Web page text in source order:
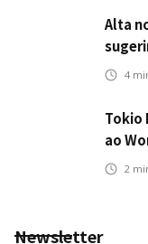
Alta
4
Tokio
ao
2
Newsletter